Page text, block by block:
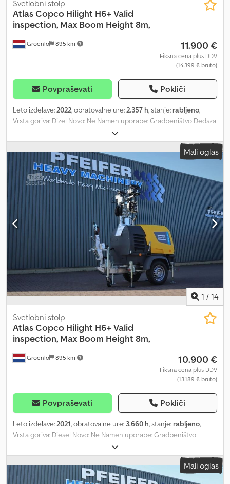
Groenlo 895 km
Svetlobni stolp
Atlas Copco Hilight H6+ Valid
inspection, Max Boom Height 8m,
11.900 €
Fiksna cena plus DDV
(14.399 € bruto)
Povpraševati Pokliči
Leto izdelave:2022, obratovalne ure:2.357 h, stanje: rabljeno,
Vrsta goriva: Dizel Novo: Ne Namen uporabe: Gradbeništvo Dedsza
R U Depfx Ad Iskr Znamka motorja: Kubota Dimenzije tovornega
prostora: 209 x 129 x 250 cm Serijska številka: ESF208610 Za več
informacij se obrnite na PFEIFER GROUP.
Mali oglas
1 / 14
Groenlo 895 km
Svetlobni stolp
Atlas Copco Hilight H6+ Valid
inspection, Max Boom Height 8m,
10.900 €
Fiksna cena plus DDV
(13.189 € bruto)
Povpraševati Pokliči
Leto izdelave: 2021, obratovalne ure: 3.660 h, stanje: rabljeno,
Vrsta goriva: Diesel Novo: Ne Namen uporabe: Gradbeništvo
Dkodpfx Aeza R Udsd Ior Znamka motorja: Kubota Dimenzije
tovornega prostora: 209 x 129 x 250 cm Serijska številka:
ESF207362 Za več informacij se obrnite na PFEIFER GROUP.Mali oglas